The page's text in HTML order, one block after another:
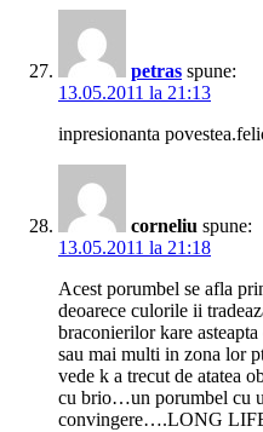
petras spune:
13.05.2011 la 21:13
inpresionanta
corneliu spune:
13.05.2011 la 21:18
Acest porumbel se afla
deoarece culorile ii
braconierilor kare
sau mai multi in zona lor
vede k a trecut de atatea
cu brio…un porumbel cu
convingere….LONG